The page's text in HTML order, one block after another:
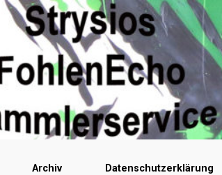
Archiv Datenschutzerklärung